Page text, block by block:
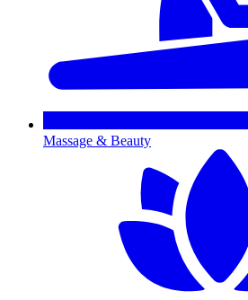
Massage & Beauty